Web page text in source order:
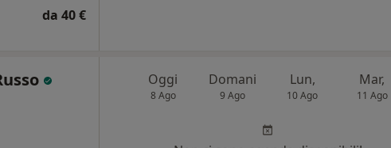
da 40 €
Oggi
8 Ago
Domani
9 Ago
Lun,
10 Ago
Mar,
11 Ago